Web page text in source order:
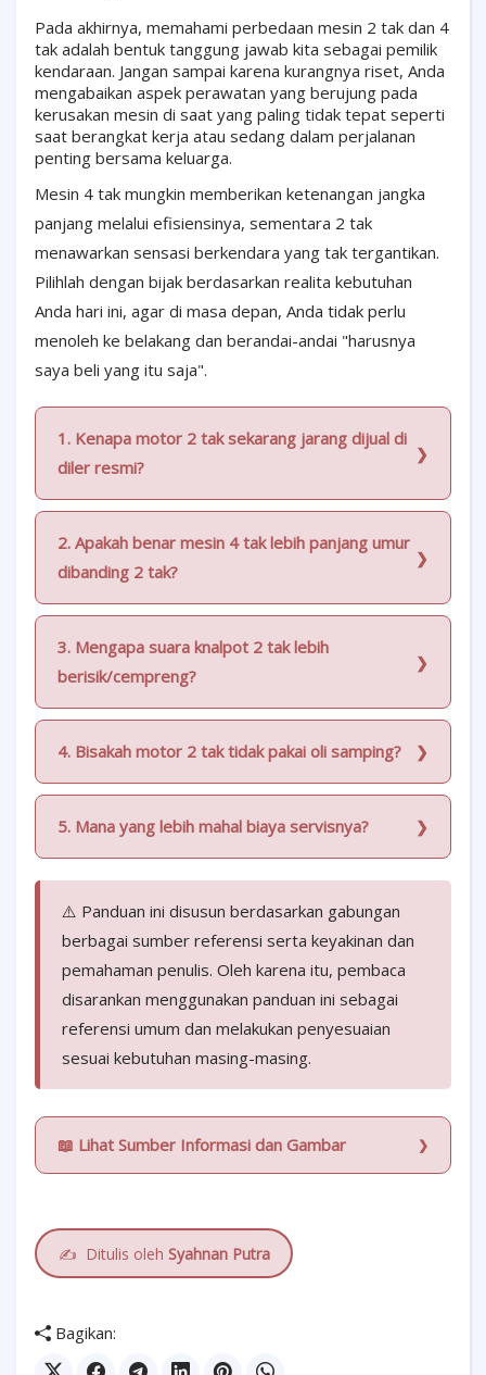
Pada akhirnya, memahami perbedaan mesin 2 tak dan 4
tak adalah bentuk tanggung jawab kita sebagai pemilik
kendaraan. Jangan sampai karena kurangnya riset, Anda
mengabaikan aspek perawatan yang berujung pada
kerusakan mesin di saat yang paling tidak tepat seperti
saat berangkat kerja atau sedang dalam perjalanan
penting bersama keluarga.
Mesin 4 tak mungkin memberikan ketenangan jangka
panjang melalui efisiensinya, sementara 2 tak
menawarkan sensasi berkendara yang tak tergantikan.
Pilihlah dengan bijak berdasarkan realita kebutuhan
Anda hari ini, agar di masa depan, Anda tidak perlu
menoleh ke belakang dan berandai-andai "harusnya
saya beli yang itu saja".
1. Kenapa motor 2 tak sekarang jarang dijual di
diler resmi?
2. Apakah benar mesin 4 tak lebih panjang umur
dibanding 2 tak?
3. Mengapa suara knalpot 2 tak lebih
berisik/cempreng?
4. Bisakah motor 2 tak tidak pakai oli samping?
5. Mana yang lebih mahal biaya servisnya?
⚠️ Panduan ini disusun berdasarkan gabungan
berbagai sumber referensi serta keyakinan dan
pemahaman penulis. Oleh karena itu, pembaca
disarankan menggunakan panduan ini sebagai
referensi umum dan melakukan penyesuaian
sesuai kebutuhan masing-masing.
📖 Lihat Sumber Informasi dan Gambar
✍️ Ditulis oleh Syahnan Putra
Bagikan: